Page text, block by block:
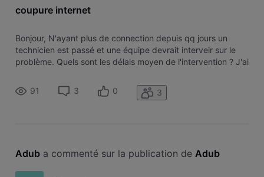
coupure internet
Bonjour, N'ayant plus de connection depuis qq jours un
technicien est passé et une équipe devrait interveir sur le
problème. Quels sont les délais moyen de l'intervention ? J'ai
urgent.
91 3 0 3
Adub a commenté sur la publication de Adub